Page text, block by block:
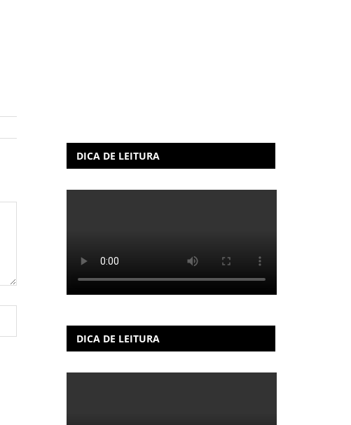
DICA DE LEITURA
DICA DE LEITURA